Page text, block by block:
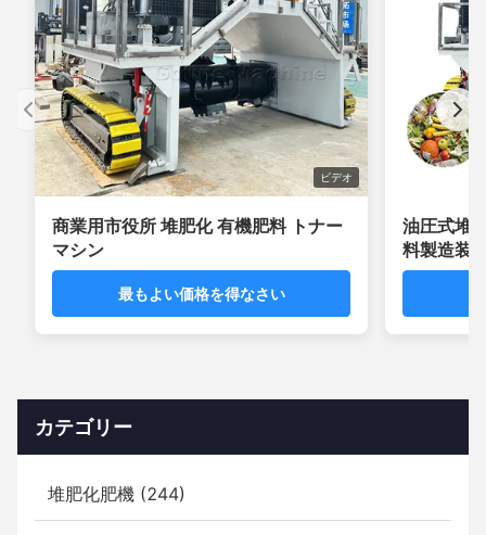
ビデオ
商業用市役所 堆肥化 有機肥料 トナー
マシン
最もよい価格を得なさい
油圧式堆
料製造装
カテゴリー
堆肥化肥機 (244)